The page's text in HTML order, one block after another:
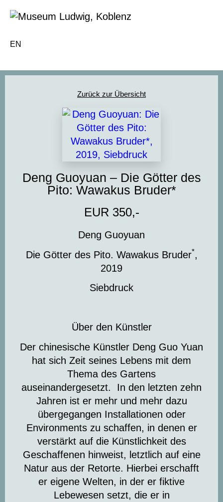
EN
Zurück zur Übersicht
Deng Guoyuan – Die Götter des
Pito: Wawakus Bruder*
EUR 350,-
Deng Guoyuan
Die Götter des Pito. Wawakus Bruder*,
2019
Siebdruck
Über den Künstler
Der chinesische Künstler Deng Guo Yuan
hat sich Zeit seines Lebens mit dem
Thema des Gartens
auseinandergesetzt. In den letzten zehn
Jahren ist er mehr und mehr dazu
übergegangen Installationen oder
Environments zu schaffen, in denen er
verstärkt auf die Künstlichkeit des
Geschaffenen hinweist, letztlich auf eine
Natur aus der Retorte. Hierbei erschafft
er eigene Welten, in der er fiktive
Lebewesen setzt, die er in